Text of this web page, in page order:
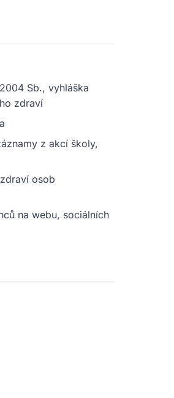
Sb., vyhláška
zdraví
z akcí školy,
osob
na webu, sociálních